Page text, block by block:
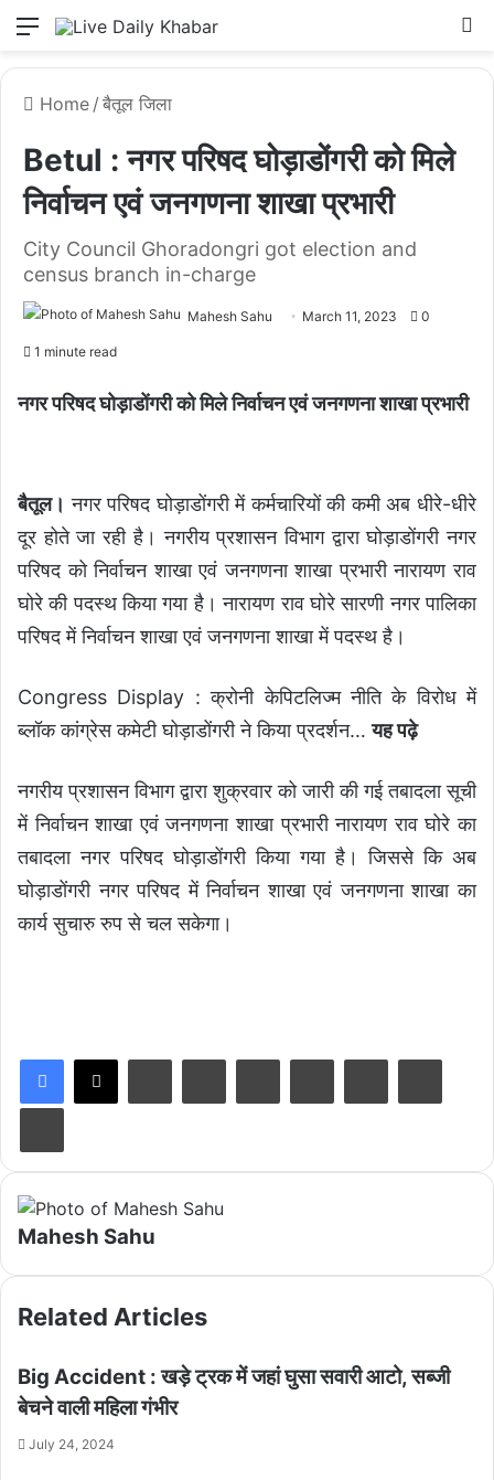
Menu
Home / बैतूल जिला
Betul : नगर परिषद घोड़ाडोंगरी को मिले
निर्वाचन एवं जनगणना शाखा प्रभारी
City Council Ghoradongri got election and
census branch in-charge
Mahesh Sahu March 11, 2023 0
1 minute read
नगर परिषद घोड़ाडोंगरी को मिले निर्वाचन एवं जनगणना शाखा प्रभारी
बैतूल। नगर परिषद घोड़ाडोंगरी में कर्मचारियों की कमी अब धीरे-धीरे
दूर होते जा रही है। नगरीय प्रशासन विभाग द्वारा घोड़ाडोंगरी नगर
परिषद को निर्वाचन शाखा एवं जनगणना शाखा प्रभारी नारायण राव
घोरे की पदस्थ किया गया है। नारायण राव घोरे सारणी नगर पालिका
परिषद में निर्वाचन शाखा एवं जनगणना शाखा में पदस्थ है।
Congress Display : क्रोनी केपिटलिज्म नीति के विरोध में
ब्लॉक कांग्रेस कमेटी घोड़ाडोंगरी ने किया प्रदर्शन…यह पढ़े
नगरीय प्रशासन विभाग द्वारा शुक्रवार को जारी की गई तबादला सूची
में निर्वाचन शाखा एवं जनगणना शाखा प्रभारी नारायण राव घोरे का
तबादला नगर परिषद घोड़ाडोंगरी किया गया है। जिससे कि अब
घोड़ाडोंगरी नगर परिषद में निर्वाचन शाखा एवं जनगणना शाखा का
कार्य सुचारु रुप से चल सकेगा।
Mahesh Sahu
Related Articles
Big Accident : खड़े ट्रक में जहां घुसा सवारी आटो, सब्जी
बेचने वाली महिला गंभीर
July 24, 2024